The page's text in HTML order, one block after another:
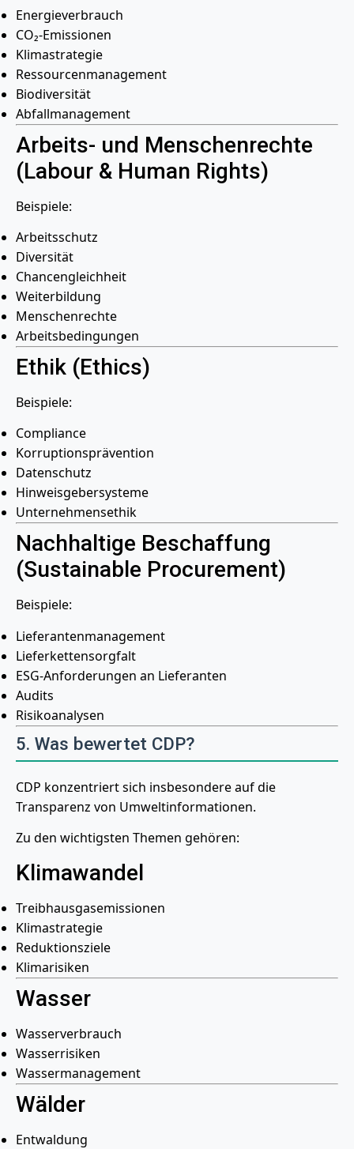
Energieverbrauch
CO₂-Emissionen
Klimastrategie
Ressourcenmanagement
Biodiversität
Abfallmanagement
Arbeits- und Menschenrechte
(Labour & Human Rights)
Beispiele:
Arbeitsschutz
Diversität
Chancengleichheit
Weiterbildung
Menschenrechte
Arbeitsbedingungen
Ethik (Ethics)
Beispiele:
Compliance
Korruptionsprävention
Datenschutz
Hinweisgebersysteme
Unternehmensethik
Nachhaltige Beschaffung
(Sustainable Procurement)
Beispiele:
Lieferantenmanagement
Lieferkettensorgfalt
ESG-Anforderungen an Lieferanten
Audits
Risikoanalysen
5. Was bewertet CDP?
CDP konzentriert sich insbesondere auf die
Transparenz von Umweltinformationen.
Zu den wichtigsten Themen gehören:
Klimawandel
Treibhausgasemissionen
Klimastrategie
Reduktionsziele
Klimarisiken
Wasser
Wasserverbrauch
Wasserrisiken
Wassermanagement
Wälder
Entwaldung